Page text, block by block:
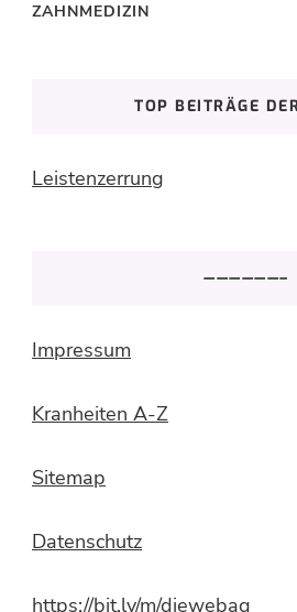
ZAHNMEDIZIN
TOP BEITRÄGE
Leistenzerrung
——————–
Impressum
Kranheiten A-Z
Sitemap
Datenschutz
https://bit.ly/m/diewebag